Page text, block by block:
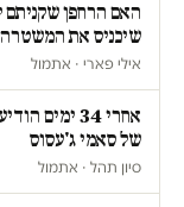
האם הרחפן שקניתם
שיכניס את
אילי פארי · אתמול
אחרי 34
של סאמי ג'עסוס
סיון תהל · אתמול